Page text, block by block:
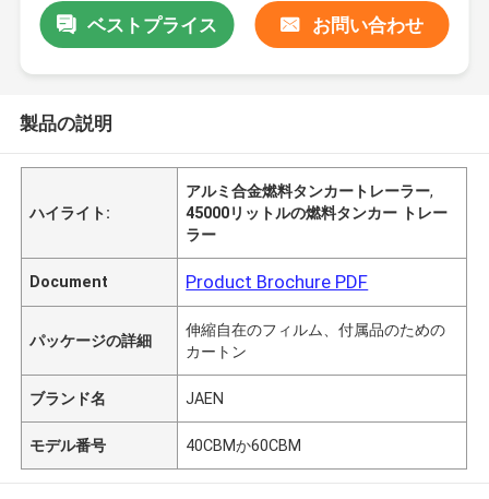
ベストプライス お問い合わせ
製品の説明
ハイライト:
アルミ合金燃料タンカートレーラー,
45000リットルの燃料タンカー トレー
ラー
Document Product Brochure PDF
パッケージの詳細
伸縮自在のフィルム、付属品のための
カートン
ブランド名 JAEN
モデル番号 40CBMか60CBM